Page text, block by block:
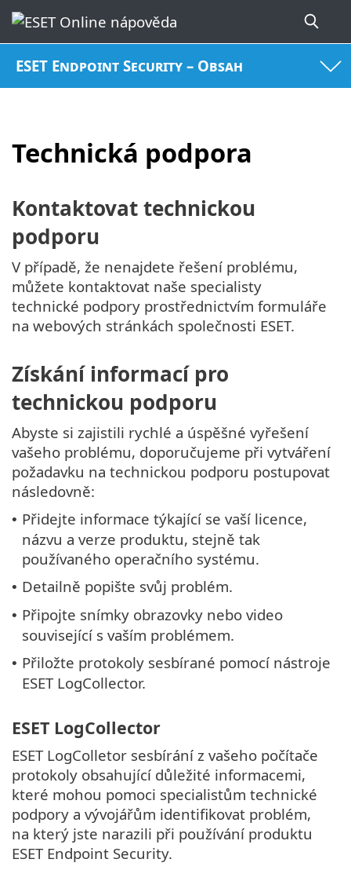
ESET Endpoint Security – Obsah
Technická podpora
Kontaktovat technickou
podporu
V případě, že nenajdete řešení problému,
můžete kontaktovat naše specialisty
technické podpory prostřednictvím formuláře
na webových stránkách společnosti ESET.
Získání informací pro
technickou podporu
Abyste si zajistili rychlé a úspěšné vyřešení
vašeho problému, doporučujeme při vytváření
požadavku na technickou podporu postupovat
následovně:
• Přidejte informace týkající se vaší licence,
názvu a verze produktu, stejně tak
používaného operačního systému.
• Detailně popište svůj problém.
• Připojte snímky obrazovky nebo video
související s vaším problémem.
• Přiložte protokoly sesbírané pomocí nástroje
ESET LogCollector.
ESET LogCollector
ESET LogColletor sesbírání z vašeho počítače
protokoly obsahující důležité informacemi,
které mohou pomoci specialistům technické
podpory a vývojářům identifikovat problém,
na který jste narazili při používání produktu
ESET Endpoint Security.